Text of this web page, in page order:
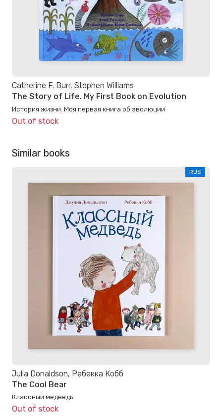
Catherine F. Burr, Stephen Williams
The Story of Life. My First Book on Evolution
История жизни. Моя первая книга об эволюции
Out of stock
Similar books
RUS
Julia Donaldson, Ребекка Кобб
The Cool Bear
Классный медведь
Out of stock